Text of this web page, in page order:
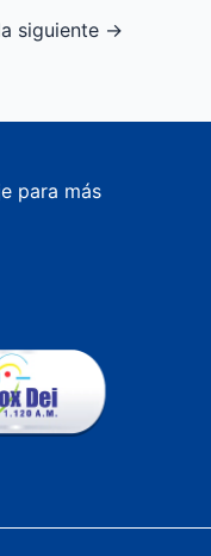
siguiente →
para más